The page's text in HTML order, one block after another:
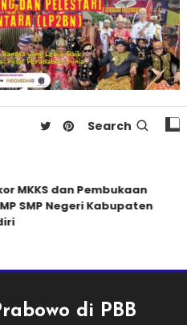
Search
MKKS dan Pembukaan
SMP Negeri Kabupaten
di PBB